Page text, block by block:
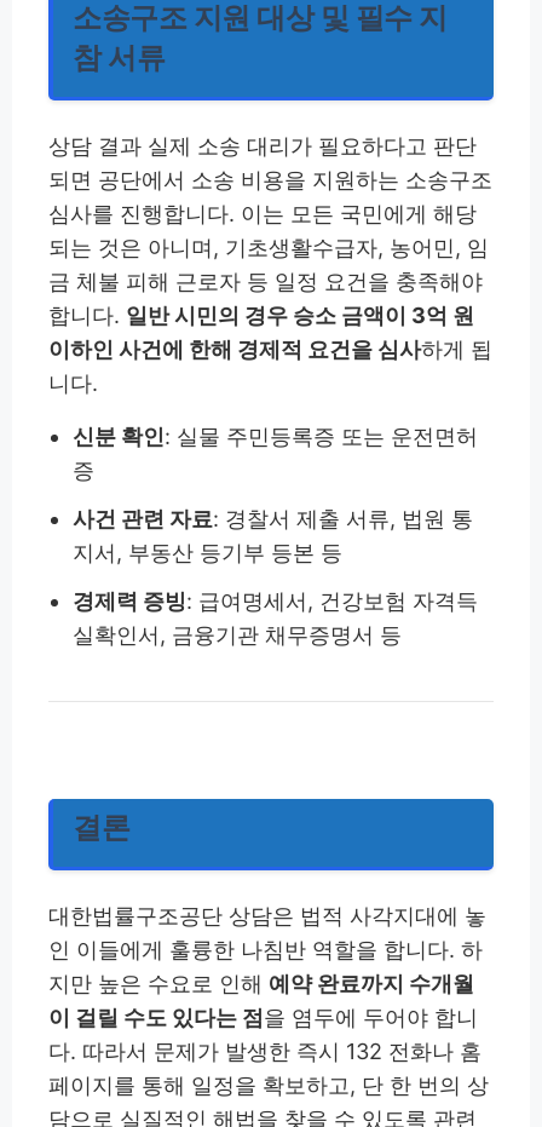
소송구조 지원 대상 및 필수 지
참 서류
상담 결과 실제 소송 대리가 필요하다고 판단
되면 공단에서 소송 비용을 지원하는 소송구조
심사를 진행합니다. 이는 모든 국민에게 해당
되는 것은 아니며, 기초생활수급자, 농어민, 임
금 체불 피해 근로자 등 일정 요건을 충족해야
합니다. 일반 시민의 경우 승소 금액이 3억 원
이하인 사건에 한해 경제적 요건을 심사하게 됩
니다.
신분 확인: 실물 주민등록증 또는 운전면허
증
사건 관련 자료: 경찰서 제출 서류, 법원 통
지서, 부동산 등기부 등본 등
경제력 증빙: 급여명세서, 건강보험 자격득
실확인서, 금융기관 채무증명서 등
결론
대한법률구조공단 상담은 법적 사각지대에 놓
인 이들에게 훌륭한 나침반 역할을 합니다. 하
지만 높은 수요로 인해 예약 완료까지 수개월
이 걸릴 수도 있다는 점을 염두에 두어야 합니
다. 따라서 문제가 발생한 즉시 132 전화나 홈
페이지를 통해 일정을 확보하고, 단 한 번의 상
담으로 실질적인 해법을 찾을 수 있도록 관련